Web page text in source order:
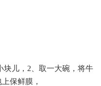
块儿，2、取一大碗，将牛
保鲜膜，